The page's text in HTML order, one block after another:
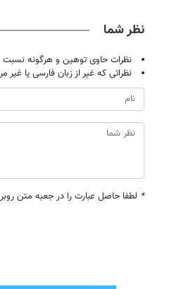
نظر شما
نظرات حاوی توهین و هرگونه
نظراتی که غیر از زبان فارسی یا
* لطفا حاصل عبارت را در جعبه متن